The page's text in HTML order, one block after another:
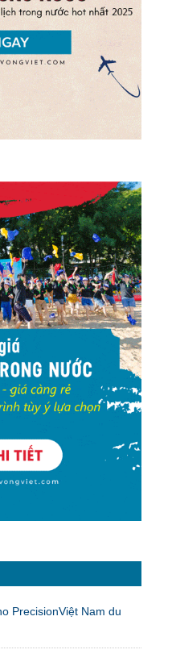
PrecisionViệt Nam du